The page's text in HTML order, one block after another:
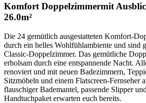
Komfort Doppelzimmermit
26.0m²
Die 24 gemütlich ausgestatteten Komfort-
durch ein helles Wohlfühlambiente und sind
Classic-Doppelzimmer. Das gemütliche
erholsam durch eine entspannende Nacht.
renoviert und mit neuen Badezimmern,
Sitzmöbeln und einem Flatscreen-Fernseher
flauschiger Bademantel, passende Slipper
Handtuchpaket erwarten euch bereits.